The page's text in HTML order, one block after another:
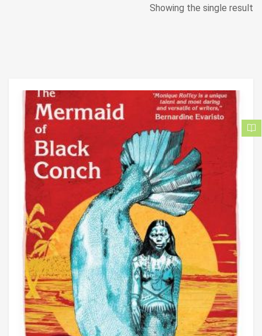
Showing the single result